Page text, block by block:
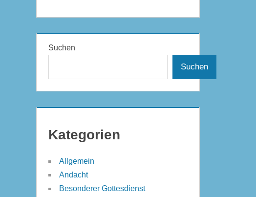
Suchen
Suchen
Kategorien
Allgemein
Andacht
Besonderer Gottesdienst